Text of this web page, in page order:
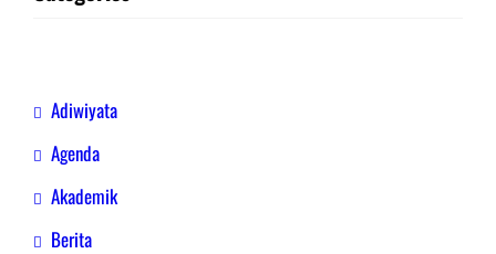
Adiwiyata
Agenda
Akademik
Berita